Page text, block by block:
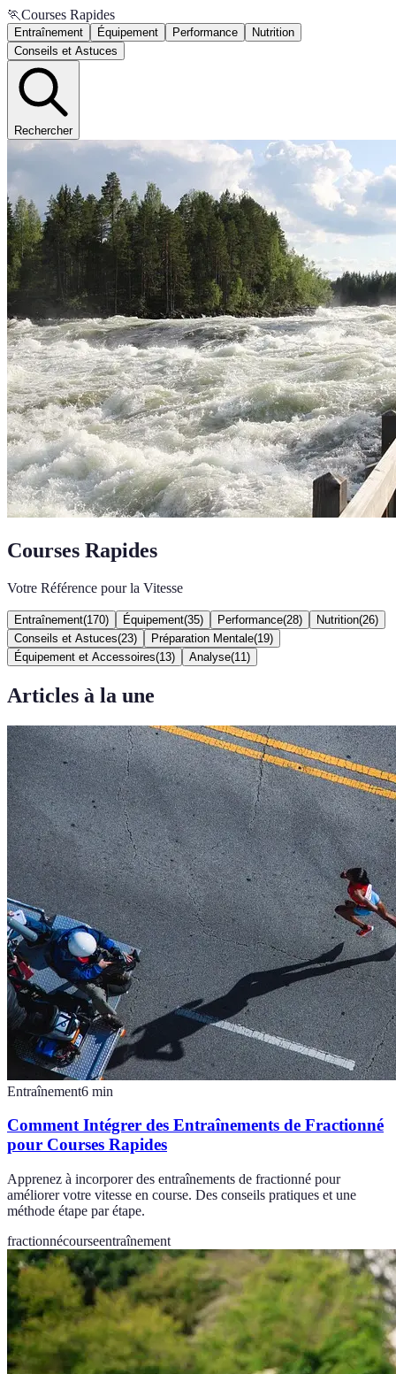
🏃Courses Rapides
Entraînement Équipement Performance
Nutrition
Conseils et Astuces
Rechercher
Courses Rapides
Votre Référence pour la Vitesse
Entraînement(170) Équipement(35) Performance(28) Nutrition(26)
Conseils et Astuces(23) Préparation Mentale(19)
Équipement et Accessoires(13) Analyse(11 )
Articles à la une
Entraînement6 min
Comment Intégrer des Entraînements de Fractionné
pour Courses Rapides
Apprenez à incorporer des entraînements de fractionné pour
améliorer votre vitesse en course. Des conseils pratiques et une
méthode étape par étape.
fractionnécourseentraînement